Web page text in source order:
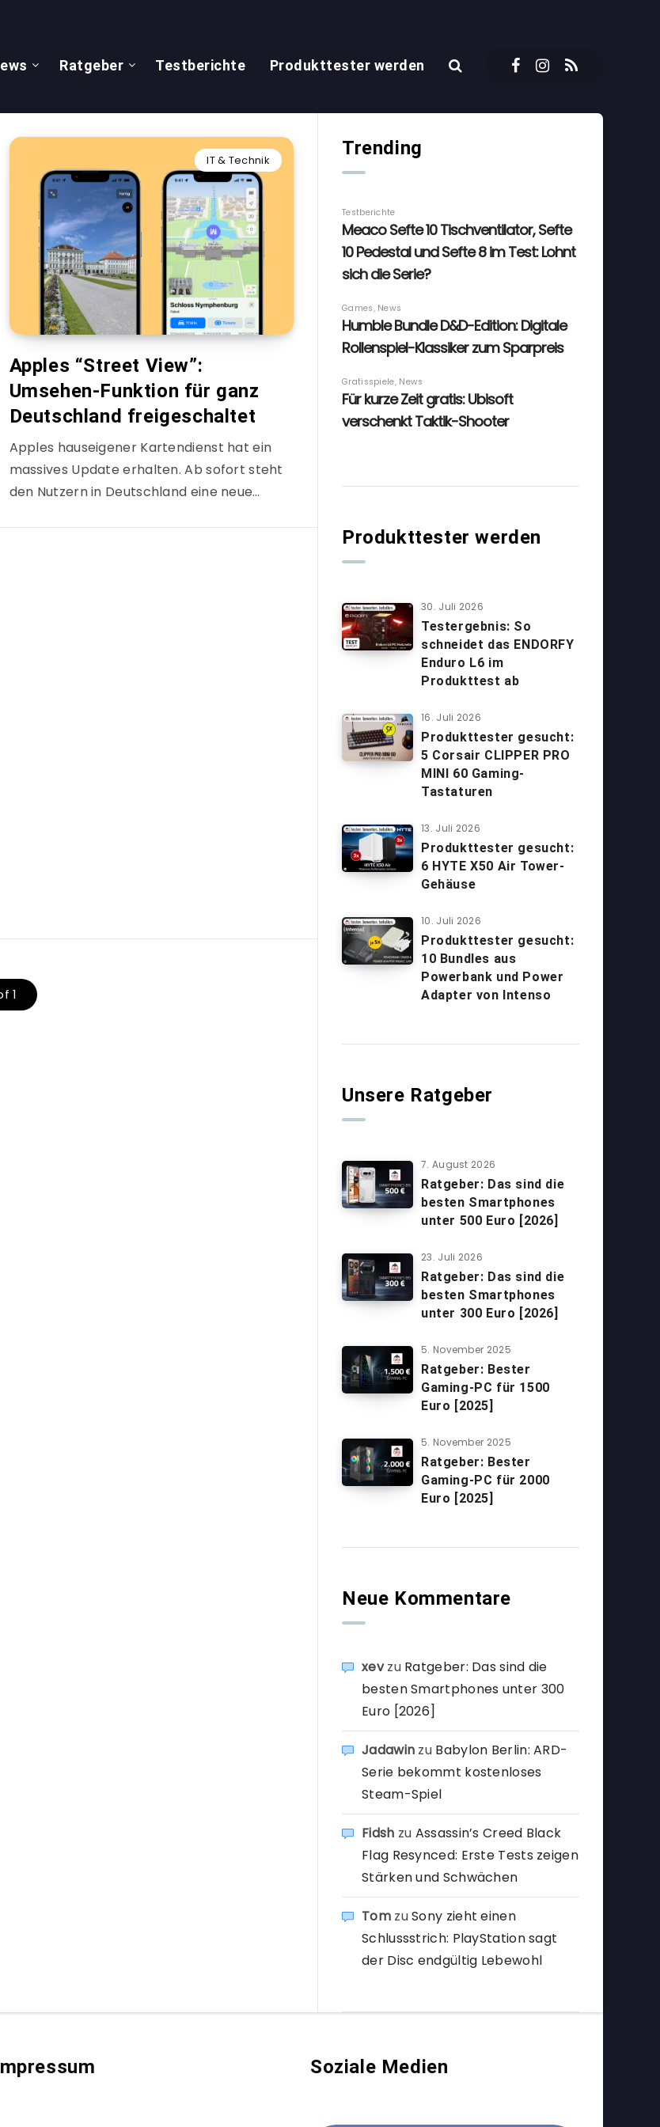
Ratgeber Testberichte Produkttester werden
IT & Technik
Apples “Street View”:
Umsehen-Funktion für ganz
Deutschland freigeschaltet
Apples hauseigener Kartendienst hat ein
massives Update erhalten. Ab sofort steht
den Nutzern in Deutschland eine neue…
1
Trending
Produkttester werden
30. Juli 2026
Testergebnis: So
schneidet das ENDORFY
Enduro L6 im
Produkttest ab
16. Juli 2026
Produkttester gesucht:
5 Corsair CLIPPER PRO
MINI 60 Gaming-
Tastaturen
13. Juli 2026
Produkttester gesucht:
6 HYTE X50 Air Tower-
Gehäuse
10. Juli 2026
Produkttester gesucht:
10 Bundles aus
Powerbank und Power
Adapter von Intenso
Unsere Ratgeber
7. August 2026
Ratgeber: Das sind die
besten Smartphones
unter 500 Euro [2026]
23. Juli 2026
Ratgeber: Das sind die
besten Smartphones
unter 300 Euro [2026]
5. November 2025
Ratgeber: Bester
Gaming-PC für 1500
Euro [2025]
5. November 2025
Ratgeber: Bester
Gaming-PC für 2000
Euro [2025]
Neue Kommentare
xevzu Ratgeber: Das sind die
besten Smartphones unter 300
Euro [2026]
Jadawin zu Babylon Berlin: ARD-
Serie bekommt kostenloses
Steam-Spiel
Fidsh zu Assassin’s Creed Black
Flag Resynced: Erste Tests zeigen
Stärken und Schwächen
TomzuSony zieht einen
Schlussstrich: PlayStation sagt
der Disc endgültig Lebewohl
Soziale Medien